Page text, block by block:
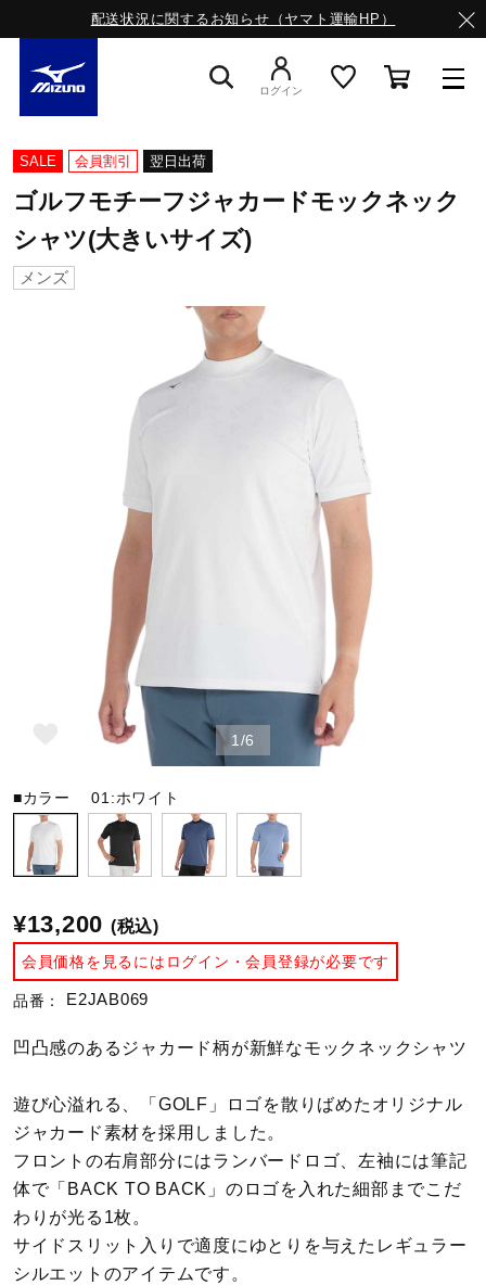
配送状況に関するお知らせ（ヤマト運輸HP）
スニーカー
ライフスタイルウエア
サッカー／フットサル
トレーニング
野球
ゴルフ
スイム
バレーボール
テニス／ソフトテニス
バドミントン
卓球
ソフトボール
柔道
ログイン
SALE 会員割引 翌日出荷
ゴルフモチーフジャカードモックネック
シャツ(大きいサイズ)
メンズ
1/6
■カラー01:ホワイト
¥13,200 (税込)
会員価格を見るにはログイン・会員登録が必要です
品番： E2JAB069
凹凸感のあるジャカード柄が新鮮なモックネックシャツ
遊び心溢れる、「GOLF」ロゴを散りばめたオリジナル
ジャカード素材を採用しました。
フロントの右肩部分にはランバードロゴ、左袖には筆記
体で「BACK TO BACK」のロゴを入れた細部までこだ
わりが光る1枚。
サイドスリット入りで適度にゆとりを与えたレギュラー
シルエットのアイテムです。